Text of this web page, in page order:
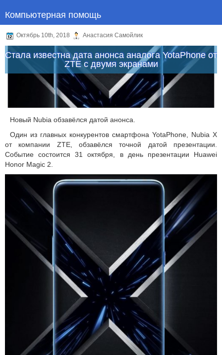
Компьютерная помощь
Октябрь 10th, 2018 Анастасия Самойлик
Стала известна дата анонса аналога YotaPhone от
ZTE с двумя экранами
Новый Nubia обзавёлся датой анонса.
Один из главных конкурентов смартфона YotaPhone, Nubia X
от компании ZTE, обзавёлся точной датой презентации.
Событие состоится 31 октября, в день презентации Huawei
Honor Magic 2.